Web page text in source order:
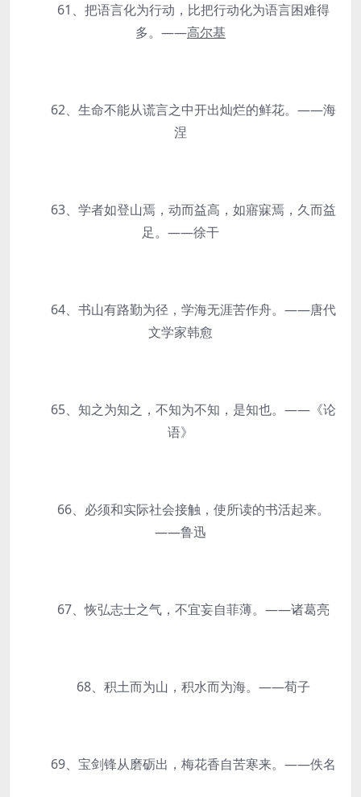
61、把语言化为行动，比把行动化为语言困难得
多。——高尔基
62、生命不能从谎言之中开出灿烂的鲜花。——海
涅
63、学者如登山焉，动而益高，如寤寐焉，久而益
足。——徐干
64、书山有路勤为径，学海无涯苦作舟。——唐代
文学家韩愈
65、知之为知之，不知为不知，是知也。——《论
语》
66、必须和实际社会接触，使所读的书活起来。
——鲁迅
67、恢弘志士之气，不宜妄自菲薄。——诸葛亮
68、积土而为山，积水而为海。——荀子
69、宝剑锋从磨砺出，梅花香自苦寒来。——佚名